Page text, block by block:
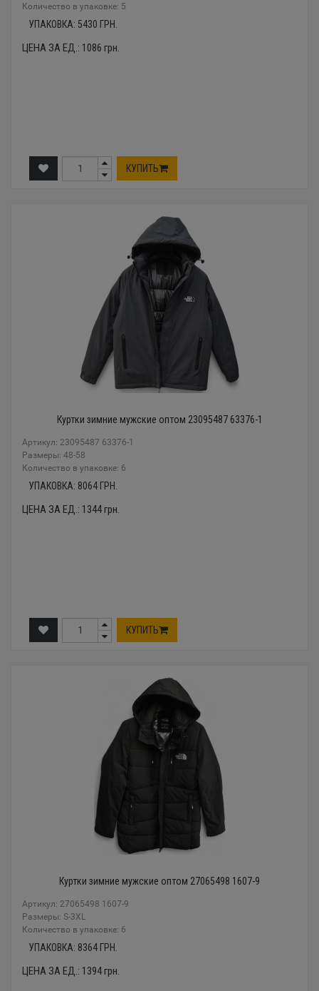
Количество в упаковке: 5
УПАКОВКА: 5430 ГРН.
ЦЕНА ЗА ЕД.: 1086 грн.
КУПИТЬ
Куртки зимние мужские оптом 23095487 63376-1
Артикул: 23095487 63376-1
Размеры: 48-58
Количество в упаковке: 6
УПАКОВКА: 8064 ГРН.
ЦЕНА ЗА ЕД.: 1344грн.
КУПИТЬ
Куртки зимние мужские оптом 27065498 1607-9
Артикул: 27065498 1607-9
Размеры: S-3XL
Количество в упаковке: 6
УПАКОВКА: 8364 ГРН.
ЦЕНА ЗА ЕД.: 1394грн.